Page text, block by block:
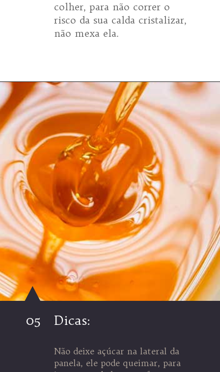
colher, para não correr o
risco da sua calda cristalizar,
não mexa ela.
Opening
Dicas:
05
Não deixe açúcar na lateral da
panela, ele pode queimar, para